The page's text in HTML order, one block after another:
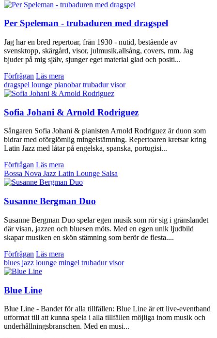
Per Speleman - trubaduren med dragspel
Jag har en bred repertoar, från 1930 - nutid, bestående av
svensktopp, skärgård, visor, julmusik,allsång, covers, mm. Jag
bjuder på mig själv, sjunger eget material glad och positi...
Förfrågan Läs mera
dragspel lounge pianobartrubadurvisor
Sofia Johani & Arnold Rodriguez
Sångaren Sofia Johani & pianisten Arnold Rodriguez är duon som
bidrar med oförglömlig mingelstämning. Repertoaren kretsar kring
Latin Jazz med låtar på engelska, spanska, portugisi...
Förfrågan Läs mera
Bossa Nova Jazz Latin Lounge Salsa
Susanne Bergman Duo
Susanne Bergman Duo spelar egen musik som rör sig i gränslandet
där visan, jazzen och bluesen möts. Med en egen unik ljudbild
skapar musiken en skön stämning som berör de flesta....
Förfrågan Läs mera
blues jazz lounge mingel trubadurvisor
Blue Line
Blue Line - Bandet för alla tillfällen: Blue Line är ett live-eventband
utformat till att kunna spela i alla tillfällen möjliga inom musik och
underhållningsbranschen. Med en musi...